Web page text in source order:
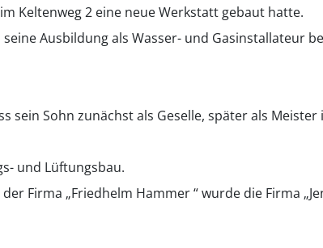
Keltenweg 2 eine neue Werkstatt gebaut hatte.
Ausbildung als Wasser- und Gasinstallateur
sein Sohn zunächst als Geselle, später als Meister
und Lüftungsbau.
Firma „Friedhelm Hammer “ wurde die Firma